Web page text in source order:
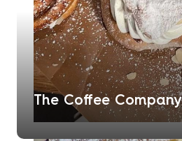
The Coffee Company